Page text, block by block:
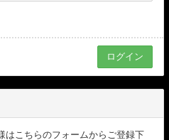
はこちらのフォームからご登録下